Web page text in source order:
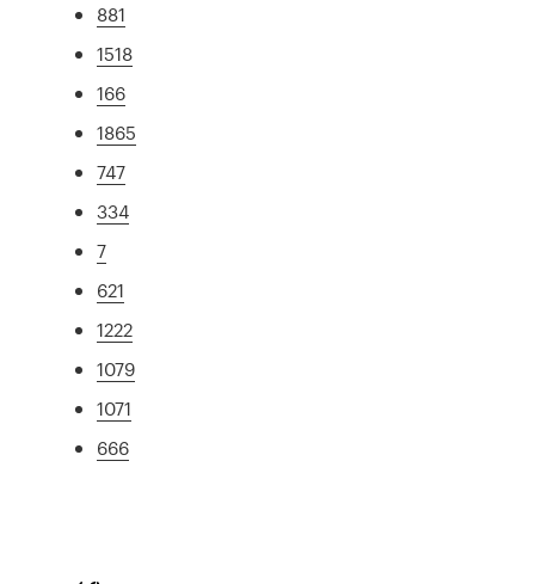
881
1518
166
1865
747
334
7
621
1222
1079
1071
666